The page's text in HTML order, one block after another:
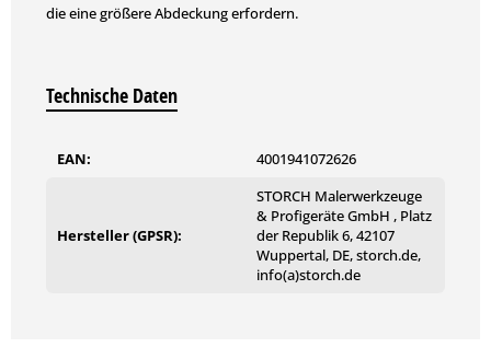
die eine größere Abdeckung erfordern.
Technische Daten
EAN: 4001941072626
Hersteller (GPSR):
STORCH Malerwerkzeuge
& Profigeräte GmbH , Platz
der Republik 6, 42107
Wuppertal, DE, storch.de,
info(a)storch.de